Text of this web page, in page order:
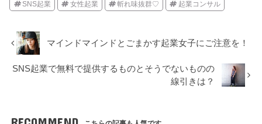
SNS起業 女性起業 斬れ味抜群♡ 起業コンサル
マインドマインドとごまかす起業女子にご注意を！
SNS起業で無料で提供するものとそうでないものの
線引きは？